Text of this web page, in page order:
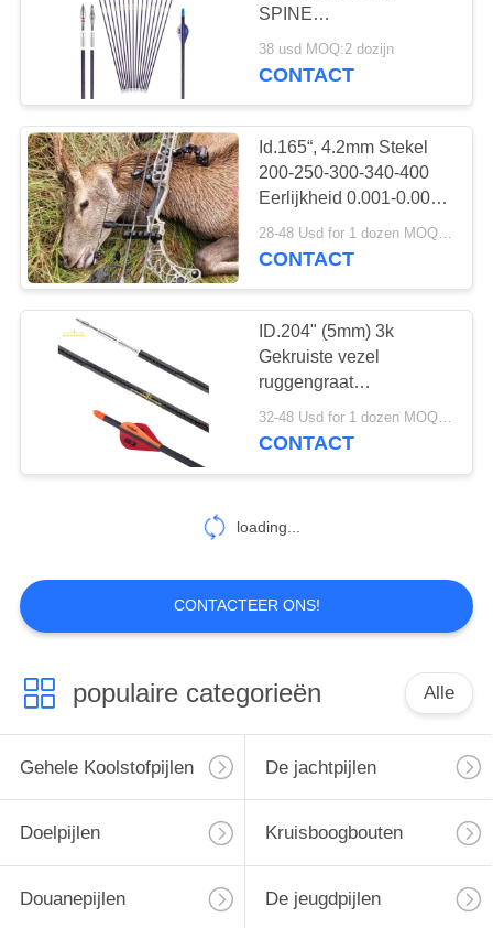
SPINE
250/300/350/400/500/600
32".003-.001"
38 usd MOQ:2 dozijn
CONTACT
Id.165“, 4.2mm Stekel
200-250-300-340-400
Eerlijkheid 0.001-0.003“
100%-de Penetratie van
de Koolstofvezel
28-48 Usd for 1 dozen MOQ:2 dozens
CONTACT
ID.204" (5mm) 3k
Gekruiste vezel
ruggengraat
250/3000/350/400/500
Kalkoen en herten
32-48 Usd for 1 dozen MOQ:2 dozens
CONTACT
loading...
CONTACTEER ONS!
populaire categorieën Alle
Gehele Koolstofpijlen De jachtpijlen
Doelpijlen Kruisboogbouten
Douanepijlen De jeugdpijlen